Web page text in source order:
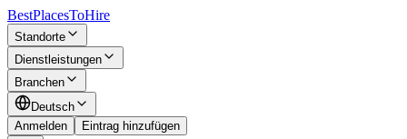
BestPlacesToHire
Standorte
Dienstleistungen
Branchen
Deutsch
Anmelden
Eintrag hinzufügen